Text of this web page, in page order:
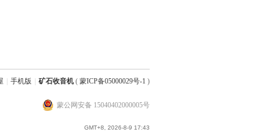
手机版 矿石收音机( 蒙ICP备05000029号-1 )
蒙公网安备 15040402000005号
GMT+8, 2026-8-9 17:43